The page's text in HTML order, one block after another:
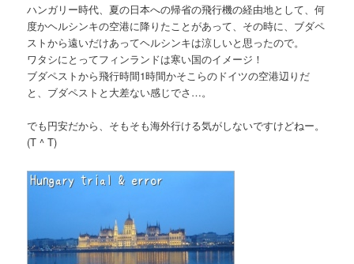
ハンガリー時代、夏の日本への帰省の飛行機の経由地として、何
度かヘルシンキの空港に降りたことがあって、その時に、ブダペ
ストから遠いだけあってヘルシンキは涼しいと思ったので。
ワタシにとってフィンランドは寒い国のイメージ！
ブダペストから飛行時間1時間かそこらのドイツの空港辺りだ
と、ブダペストと大差ない感じでさ…。
でも円安だから、そもそも海外行ける気がしないですけどねー。
(T ^ T)